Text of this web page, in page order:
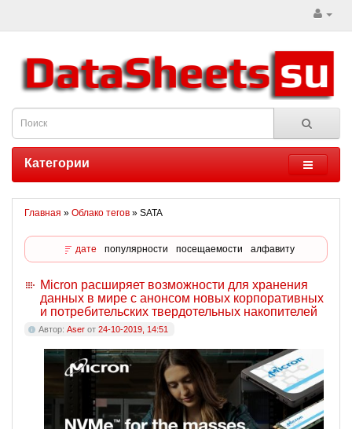
Категории
Главная » Облако тегов » SATA
дате популярности посещаемости алфавиту
Micron расширяет возможности для хранения
данных в мире с анонсом новых корпоративных
и потребительских твердотельных накопителей
Автор: Aser от 24-10-2019, 14:51